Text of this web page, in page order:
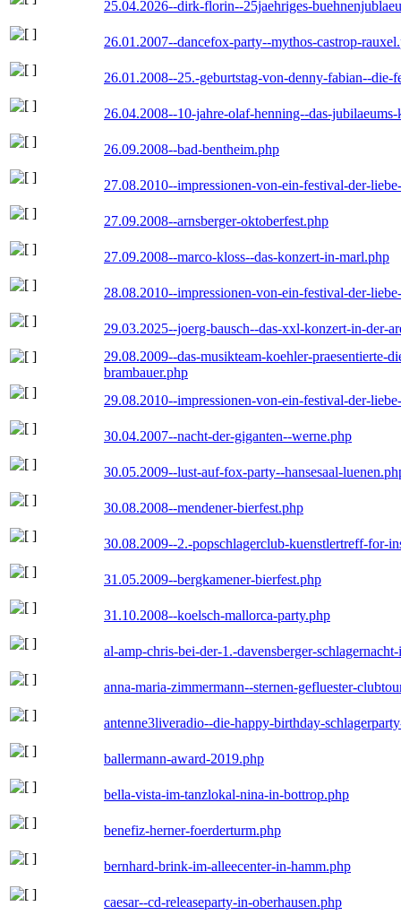
25.04.2026--dirk-florin--25jaehriges-
26.01.2007--dancefox-party--mythos-castrop-
26.01.2008--25.-geburtstag-von-denny-fabian--die-
26.04.2008--10-jahre-olaf-henning--das-
26.09.2008--bad-bentheim.php
27.08.2010--impressionen-von-ein-festival-der-
27.09.2008--arnsberger-oktoberfest.php
27.09.2008--marco-kloss--das-konzert-in-marl.php
28.08.2010--impressionen-von-ein-festival-der-
29.03.2025--joerg-bausch--das-xxl-konzert-in-der-
29.08.2009--das-musikteam-koehler-praesentierte-
brambauer.php
29.08.2010--impressionen-von-ein-festival-der-
30.04.2007--nacht-der-giganten--werne.php
30.05.2009--lust-auf-fox-party--hansesaal-
30.08.2008--mendener-bierfest.php
30.08.2009--2.-popschlagerclub-kuenstlertreff-for-
31.05.2009--bergkamener-bierfest.php
31.10.2008--koelsch-mallorca-party.php
al-amp-chris-bei-der-1.-davensberger-
anna-maria-zimmermann--sternen-gefluester-
antenne3liveradio--die-happy-birthday-
ballermann-award-2019.php
bella-vista-im-tanzlokal-nina-in-bottrop.php
benefiz-herner-foerderturm.php
bernhard-brink-im-alleecenter-in-hamm.php
caesar--cd-releaseparty-in-oberhausen.php